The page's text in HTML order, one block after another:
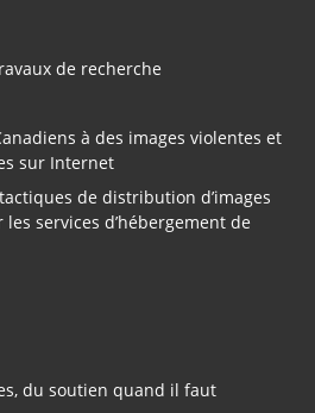
de recherche
à des images violentes et
sur Internet
de distribution d’images
les services d’hébergement de
du soutien quand il faut